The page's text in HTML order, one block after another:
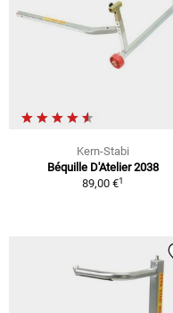
Kern-Stabi
Béquille D'Atelier 2038
89,00 €1